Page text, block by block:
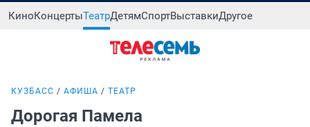
КиноКонцертыТеатрДетямСпортВыставкиДругое
КУЗБАСС АФИША ТЕАТР
Дорогая Памела